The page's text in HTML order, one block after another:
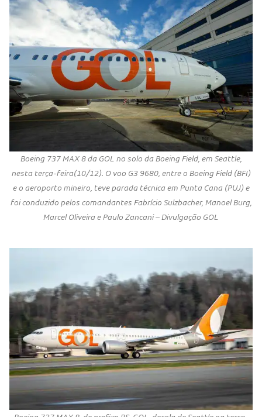
Boeing 737 MAX 8 da GOL no solo da Boeing Field, em Seattle,
nesta terça-feira(10/12). O voo G3 9680, entre o Boeing Field (BFI)
e o aeroporto mineiro, teve parada técnica em Punta Cana (PUJ) e
foi conduzido pelos comandantes Fabrício Sulzbacher, Manoel Burg,
Marcel Oliveira e Paulo Zancani – Divulgação GOL